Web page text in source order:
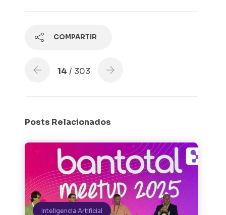
COMPARTIR
14 / 303
Posts Relacionados
Inteligencia Artificial